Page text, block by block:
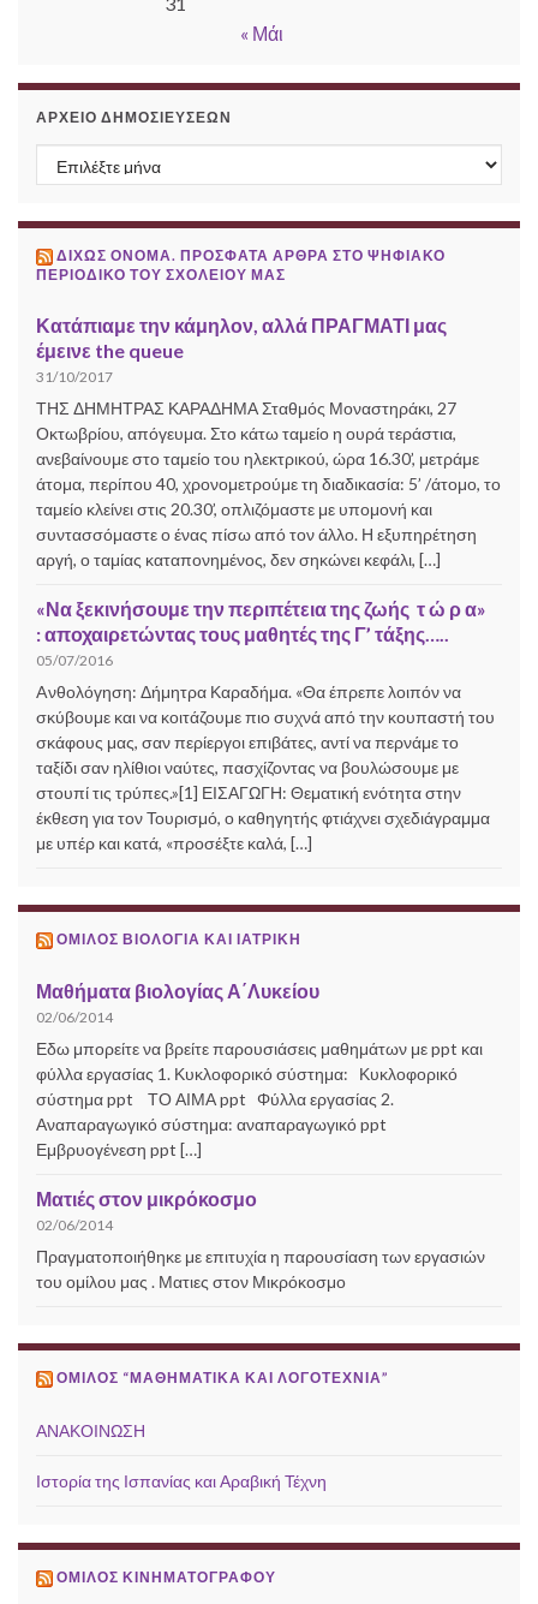
« Μάι
ΑΡΧΕΊΟ ΔΗΜΟΣΙΕΎΣΕΩΝ
Αρχείο δημοσιεύσεων
ΔΙΧΩΣ ΟΝΟΜΑ. ΠΡΌΣΦΑΤΑ ΆΡΘΡΑ ΣΤΟ ΨΗΦΙΑΚΌ
ΠΕΡΙΟΔΙΚΌ ΤΟΥ ΣΧΟΛΕΊΟΥ ΜΑΣ
Κατάπιαμε την κάμηλον, αλλά ΠΡΑΓΜΑΤΙ μας
έμεινε the queue
31/10/2017
ΤΗΣ ΔΗΜΗΤΡΑΣ ΚΑΡΑΔΗΜΑ Σταθμός Μοναστηράκι, 27
Οκτωβρίου, απόγευμα. Στο κάτω ταμείο η ουρά τεράστια,
ανεβαίνουμε στο ταμείο του ηλεκτρικού, ώρα 16.30’, μετράμε
άτομα, περίπου 40, χρονομετρούμε τη διαδικασία: 5’ /άτομο, το
ταμείο κλείνει στις 20.30’, οπλιζόμαστε με υπομονή και
συντασσόμαστε ο ένας πίσω από τον άλλο. Η εξυπηρέτηση
αργή, ο ταμίας καταπονημένος, δεν σηκώνει κεφάλι, […]
«Να ξεκινήσουμε την περιπέτεια της ζωής τ ώ ρ α»
: αποχαιρετώντας τους μαθητές της Γ’ τάξης…..
05/07/2016
Aνθολόγηση: Δήμητρα Καραδήμα. «Θα έπρεπε λοιπόν να
σκύβουμε και να κοιτάζουμε πιο συχνά από την κουπαστή του
σκάφους μας, σαν περίεργοι επιβάτες, αντί να περνάμε το
ταξίδι σαν ηλίθιοι ναύτες, πασχίζοντας να βουλώσουμε με
στουπί τις τρύπες.»[1] ΕΙΣΑΓΩΓΗ: Θεματική ενότητα στην
έκθεση για τον Τουρισμό, ο καθηγητής φτιάχνει σχεδιάγραμμα
με υπέρ και κατά, «προσέξτε καλά, […]
ΌΜΙΛΟΣ ΒΙΟΛΟΓΊΑ ΚΑΙ ΙΑΤΡΙΚΉ
Μαθήματα βιολογίας Α΄Λυκείου
02/06/2014
Εδω μπορείτε να βρείτε παρουσιάσεις μαθημάτων με ppt και
φύλλα εργασίας 1. Κυκλοφορικό σύστημα: Κυκλοφορικό
σύστημα ppt ΤΟ ΑΙΜΑ ppt Φύλλα εργασίας 2.
Αναπαραγωγικό σύστημα: αναπαραγωγικό ppt
Εμβρυογένεση ppt […]
Ματιές στον μικρόκοσμο
02/06/2014
Πραγματοποιήθηκε με επιτυχία η παρουσίαση των εργασιών
του ομίλου μας . Ματιες στον Μικρόκοσμο
ΌΜΙΛΟΣ “ΜΑΘΗΜΑΤΙΚΆ ΚΑΙ ΛΟΓΟΤΕΧΝΊΑ”
ΑΝΑΚΟΙΝΩΣΗ
Ιστορία της Ισπανίας και Αραβική Τέχνη
ΌΜΙΛΟΣ ΚΙΝΗΜΑΤΟΓΡΆΦΟΥ